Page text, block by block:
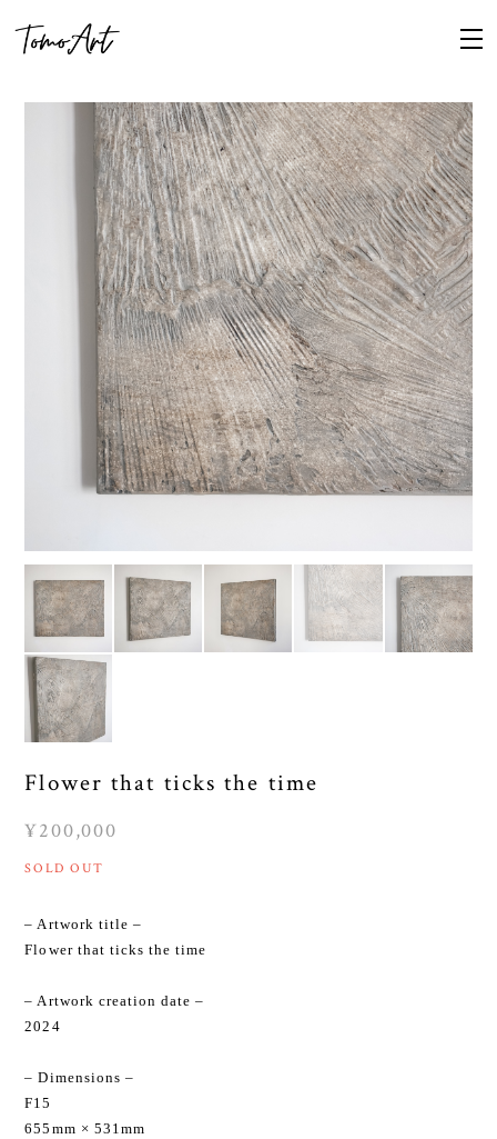
Flower that ticks the time
¥200,000
SOLD OUT
– Artwork title –
Flower that ticks the time
– Artwork creation date –
2024
– Dimensions –
F15
655mm × 531mm